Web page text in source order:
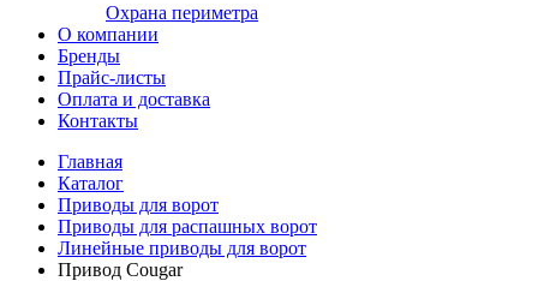
Охрана периметра
О компании
Бренды
Прайс-листы
Оплата и доставка
Контакты
Главная
Каталог
Приводы для ворот
Приводы для распашных ворот
Линейные приводы для ворот
Привод Cougar